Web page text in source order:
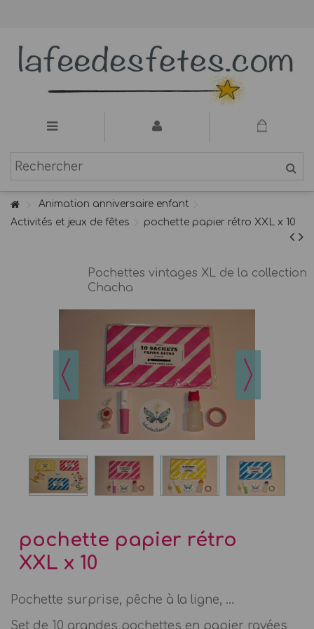
Animation anniversaire enfant
Activités et jeux de fêtes
pochette papier rétro XXL x 10
Pochettes vintages XL de la collection
Chacha
pochette papier rétro
XXL x 10
Pochette surprise, pêche à la ligne, ...
Set de 10 grandes pochettes en papier rayées